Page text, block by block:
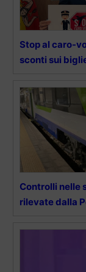
Stop al caro-
sconti sui
Controlli nelle
rilevate dalla